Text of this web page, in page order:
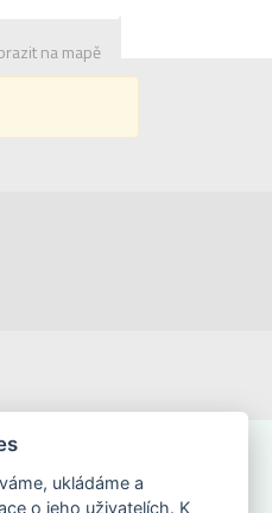
na mapě
ukládáme a
o jeho uživatelích. K